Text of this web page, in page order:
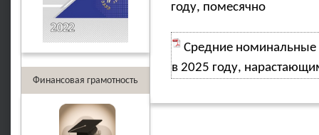
Финансовая грамотность
году, помесячно
Средние номинальные
в 2025 году,